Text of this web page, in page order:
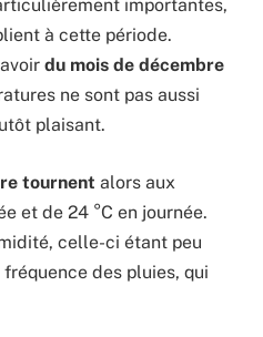
importantes,
à cette période.
du mois de décembre
ne sont pas aussi
plaisant.
tournent alors aux
et de 24 °C en journée.
celle-ci étant peu
des pluies, qui